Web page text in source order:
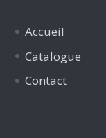
Accueil
Catalogue
Contact